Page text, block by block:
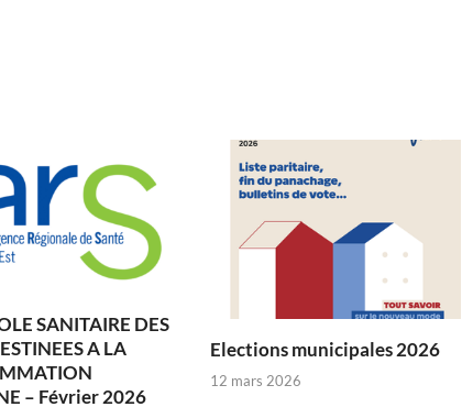
SANITAIRE DES
A LA
– Février 2026
Elections municipales 2026
12 mars 2026